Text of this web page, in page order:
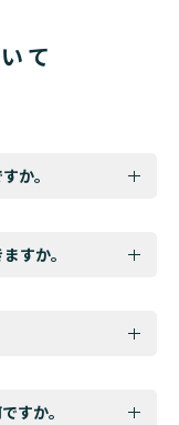
て
か。
すか。
すか。